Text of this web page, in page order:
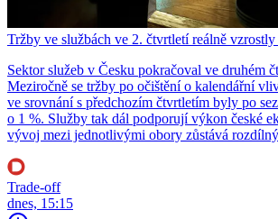
Tržby ve službách ve 2. čtvrtletí reálně
Sektor služeb v Česku pokračoval ve druhém
Meziročně se tržby po očištění o kalendářní
ve srovnání s předchozím čtvrtletím byly po
o 1 %. Služby tak dál podporují výkon české
vývoj mezi jednotlivými obory zůstává
Trade-off
dnes, 15:15